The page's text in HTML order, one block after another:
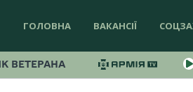
ГОЛОВНА ВАКАНСІЇ
ВЕТЕРАНА